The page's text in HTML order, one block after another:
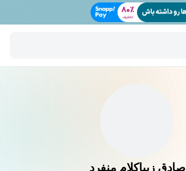
صادق زیباکلام منفرد